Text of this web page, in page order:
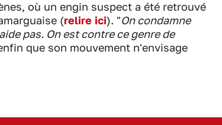
où un engin suspect a été retrouvé
(relire ici). "On condamne
pas. On est contre ce genre de
que son mouvement n'envisage